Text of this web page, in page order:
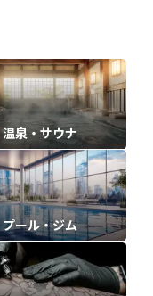
温泉・サウナ
プール・ジム